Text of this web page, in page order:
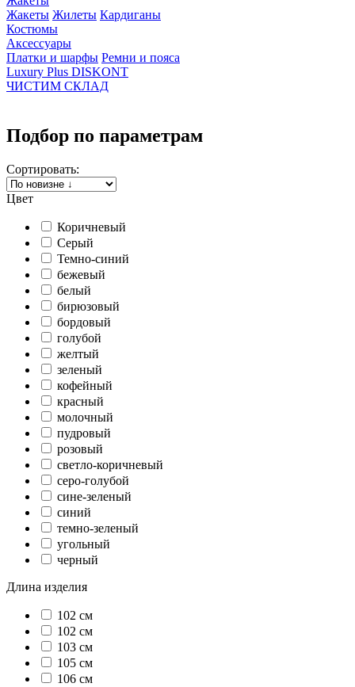
Жакеты Жилеты Кардиганы
Костюмы
Аксессуары
Платки и шарфы Ремни и пояса
Luxury Plus DISKONT
ЧИСТИМ СКЛАД
Подбор по параметрам
Сортировать:
Цвет
Коричневый
Серый
Темно-синий
бежевый
белый
бирюзовый
бордовый
голубой
желтый
зеленый
кофейный
красный
молочный
пудровый
розовый
светло-коричневый
серо-голубой
сине-зеленый
синий
темно-зеленый
угольный
черный
Длина изделия
102 cм
102 см
103 см
105 см
106 см